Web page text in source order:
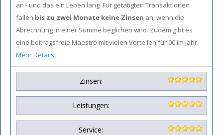
an - und das ein Leben lang. Für getätigten Transaktionen
fallen bis zu zwei Monate keine Zinsen an, wenn die
Abrechnung in einer Summe beglichen wird. Zudem gibt es
eine beitragsfreie Maestro mit vielen Vorteilen für 0€ im Jahr.
Mehr Details
Zinsen:
Leistungen:
Service: